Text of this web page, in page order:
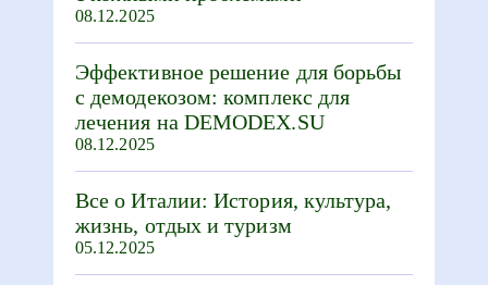
08.12.2025
Эффективное решение для борьбы
с демодекозом: комплекс для
лечения на DEMODEX.SU
08.12.2025
Все о Италии: История, культура,
жизнь, отдых и туризм
05.12.2025